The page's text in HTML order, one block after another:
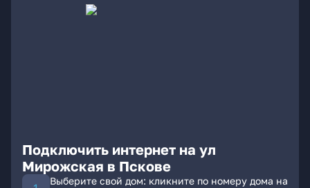
Подключить интернет на ул
Мирожская в Пскове
Выберите свой дом: кликните по номеру дома на